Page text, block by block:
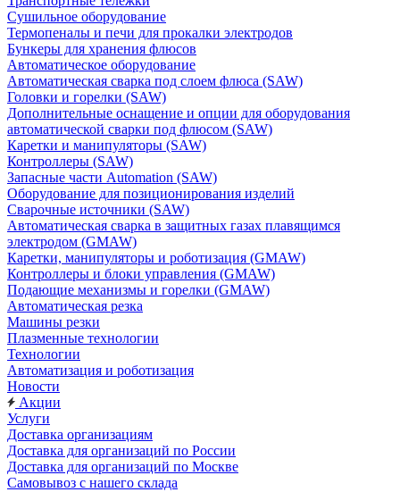
Сушильное оборудование
Термопеналы и печи для прокалки электродов
Бункеры для хранения флюсов
Автоматическое оборудование
Автоматическая сварка под слоем флюса (SAW)
Головки и горелки (SAW)
Дополнительные оснащение и опции для оборудования
автоматической сварки под флюсом (SAW)
Каретки и манипуляторы (SAW)
Контроллеры (SAW)
Запасные части Automation (SAW)
Оборудование для позиционирования изделий
Сварочные источники (SAW)
Автоматическая сварка в защитных газах плавящимся
электродом (GMAW)
Каретки, манипуляторы и роботизация (GMAW)
Контроллеры и блоки управления (GMAW)
Подающие механизмы и горелки (GMAW)
Автоматическая резка
Машины резки
Плазменные технологии
Технологии
Автоматизация и роботизация
Новости
Акции
Услуги
Доставка организациям
Доставка для организаций по России
Доставка для организаций по Москве
Самовывоз с нашего склада